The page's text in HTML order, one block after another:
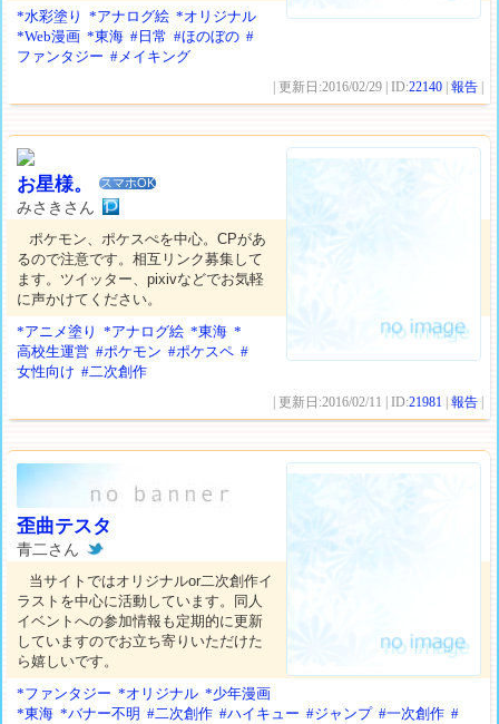
*水彩塗り
*アナログ絵 *オリジナル
*Web漫画 *東海 #日常 #ほのぼの #
ファンタジー #メイキング
| 更新日:2016/02/29 | ID:22140 |報告
お星様。 スマホOK
みさきさん
ポケモン、ポケスぺを中心。CPがあ
るので注意です。相互リンク募集して
ます。ツイッター、pixivなどでお気軽
に声かけてください。
*アニメ塗り
*アナログ絵 *東海 *
高校生運営 #ポケモン #ポケスペ #
女性向け #二次創作
| 更新日:2016/02/11 | ID:21981 |報告
歪曲テスタ
青二さん
当サイトではオリジナルor二次創作イ
ラストを中心に活動しています。同人
イベントへの参加情報も定期的に更新
していますのでお立ち寄りいただけた
ら嬉しいです。
*ファンタジー *オリジナル *少年漫画
*東海 *バナー不明 #二次創作 #ハイキュー #ジャンプ #一次創作 #